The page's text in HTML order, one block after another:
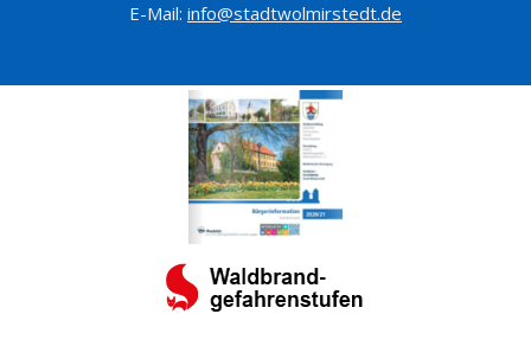
E-Mail: info@stadtwolmirstedt.de